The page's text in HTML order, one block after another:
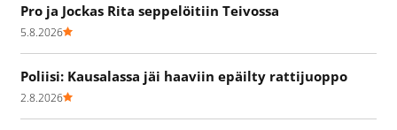
Pro ja Jockas Rita seppelöitiin Teivossa
5.8.2026
Poliisi: Kausalassa jäi haaviin epäilty rattijuoppo
2.8.2026